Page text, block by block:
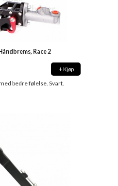
Race 2
Kjøp
bedre følelse. Svart.